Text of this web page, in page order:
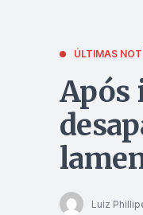
ÚLTIMAS
Após
Luiz